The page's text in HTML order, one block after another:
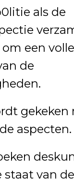
als de
een
de
gekeken
aspecten.
staat van